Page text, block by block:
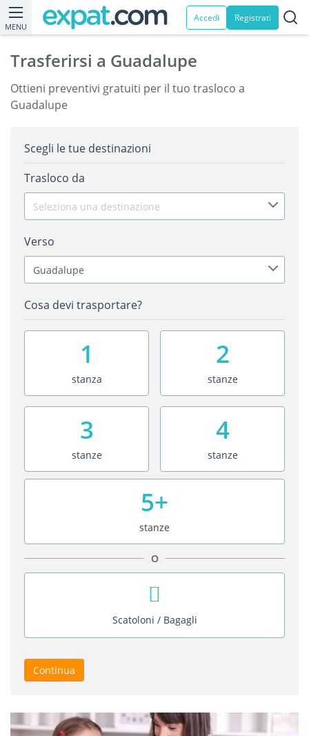
MENU
Accedi Registrati
Trasferirsi a Guadalupe
Ottieni preventivi gratuiti per il tuo trasloco a
Guadalupe
Scegli le tue destinazioni
Trasloco da
Seleziona una destinazione
Verso
Guadalupe
Cosa devi trasportare?
1
stanza
2
stanze
3
stanze
4
stanze
5+
stanze
O
Scatoloni / Bagagli
Continua